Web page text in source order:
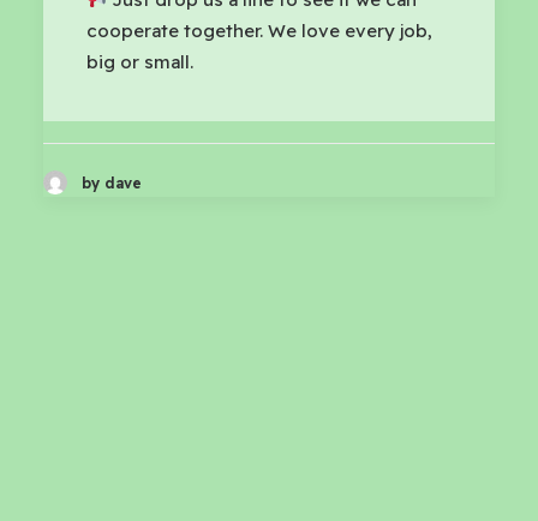
cooperate together. We love every job,
big or small.
by dave